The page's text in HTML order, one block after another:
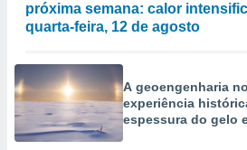
próxima semana: calor
quarta-feira, 12 de agosto
A geoengenharia
experiência
espessura do gelo